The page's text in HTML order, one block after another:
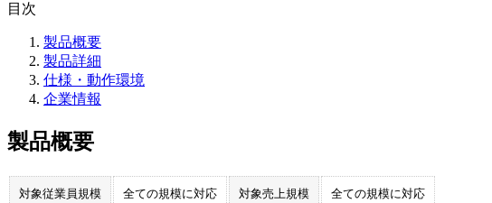
目次
製品概要
製品詳細
仕様・動作環境
企業情報
製品概要
対象従業員規模 全ての規模に対応 対象売上規模 全ての規模に対応